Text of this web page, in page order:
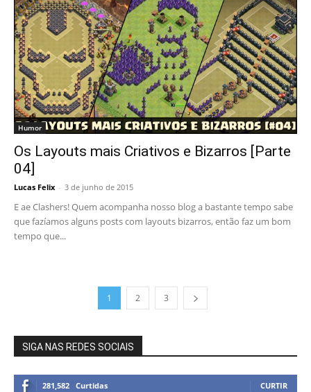
Humor
Os Layouts mais Criativos e Bizarros [Parte
04]
Lucas Felix - 3 de junho de 2015
E ae Clashers! Quem acompanha nosso blog a bastante tempo sabe
que fazíamos alguns posts com layouts bizarros, então faz um bom
tempo que...
1 2 3
SIGA NAS REDES SOCIAIS
281,582 Curtidas CURTIR